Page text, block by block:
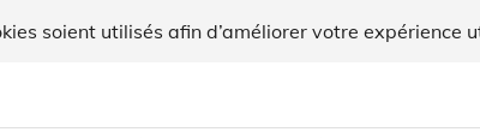
soient utilisés afin d’améliorer votre expérience